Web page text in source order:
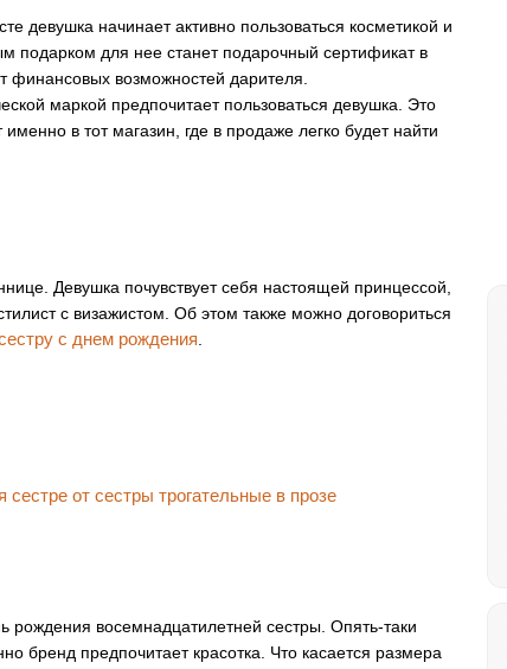
девушка начинает активно пользоваться косметикой и
подарком для нее станет подарочный сертификат в
финансовых возможностей дарителя.
маркой предпочитает пользоваться девушка. Это
в тот магазин, где в продаже легко будет найти
Девушка почувствует себя настоящей принцессой,
с визажистом. Об этом также можно договориться
с днем рождения
восемнадцатилетней сестры. Опять-таки
бренд предпочитает красотка. Что касается размера